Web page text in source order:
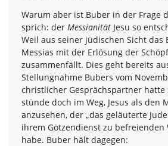
Warum aber ist Buber in der Frage
sprich: der Messianität Jesu so
Weil aus seiner jüdischen Sicht das
Messias mit der Erlösung der
zusammenfällt. Dies geht bereits
Stellungnahme Bubers vom
christlicher Gesprächspartner hatte
stünde doch im Weg, Jesus als den
anzusehen, der „das geläuterte
ihrem Götzendienst zu befreienden
habe. Buber hält dagegen: